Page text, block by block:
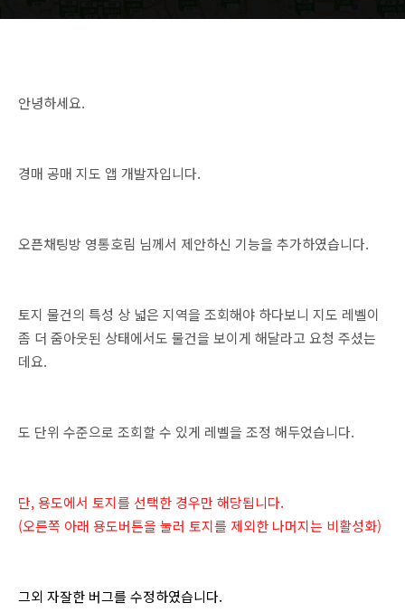
안녕하세요.
경매 공매 지도 앱 개발자입니다.
오픈채팅방 영통호림 님께서 제안하신 기능을 추가하였습니다.
토지 물건의 특성 상 넓은 지역을 조회해야 하다보니 지도 레벨이
좀 더 줌아웃된 상태에서도 물건을 보이게 해달라고 요청 주셨는
데요.
도 단위 수준으로 조회할 수 있게 레벨을 조정 해두었습니다.
단, 용도에서 토지를 선택한 경우만 해당됩니다.
(오른쪽 아래 용도버튼을 눌러 토지를 제외한 나머지는 비활성화)
그외 자잘한 버그를 수정하였습니다.